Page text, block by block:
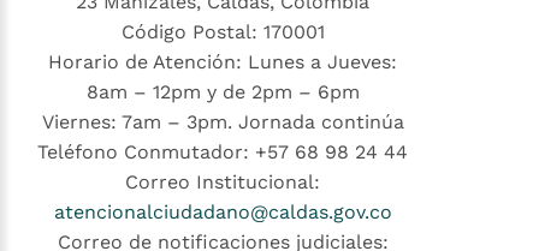
Código Postal: 170001
Horario de Atención: Lunes a Jueves:
8am – 12pm y de 2pm – 6pm
Viernes: 7am – 3pm. Jornada continúa
Teléfono Conmutador: +57 68 98 24 44
Correo Institucional:
atencionalciudadano@caldas.gov.co
Correo de notificaciones judiciales: